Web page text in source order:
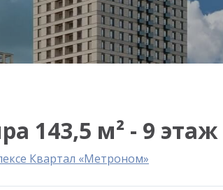
143,5 м² - 9 этаж
Квартал «Метроном»